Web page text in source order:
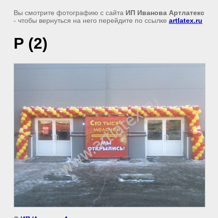
Вы смотрите фотографию с сайта ИП Иванова Артлатекс
- чтобы вернуться на него перейдите по ссылке artlatex.ru
Р (2)